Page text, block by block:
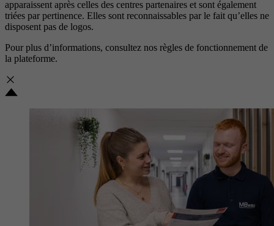
apparaissent après celles des centres partenaires et sont également
triées par pertinence. Elles sont reconnaissables par le fait qu’elles ne
disposent pas de logos.
Pour plus d’informations, consultez nos règles de fonctionnement de
la plateforme.